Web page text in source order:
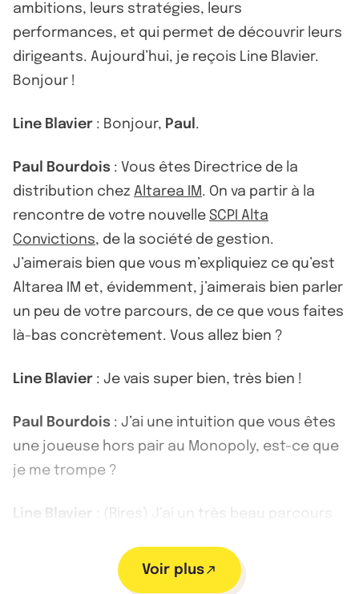
ambitions, leurs stratégies, leurs
performances, et qui permet de découvrir leurs
dirigeants. Aujourd’hui, je reçois Line Blavier.
Bonjour !
Line Blavier : Bonjour, Paul .
Paul Bourdois : Vous êtes Directrice de la
distribution chez Altarea IM. On va partir à la
rencontre de votre nouvelle SCPI Alta
Convictions, de la société de gestion.
J’aimerais bien que vous m’expliquiez ce qu’est
Altarea IM et, évidemment, j’aimerais bien parler
un peu de votre parcours, de ce que vous faites
là-bas concrètement. Vous allez bien ?
Line Blavier : Je vais super bien, très bien !
Paul Bourdois : J’ai une intuition que vous êtes
une joueuse hors pair au Monopoly, est-ce que
je me trompe ?
Line Blavier : (Rires) J’ai un très beau parcours
: D’accord, donc vous n’achetez
Voir plus